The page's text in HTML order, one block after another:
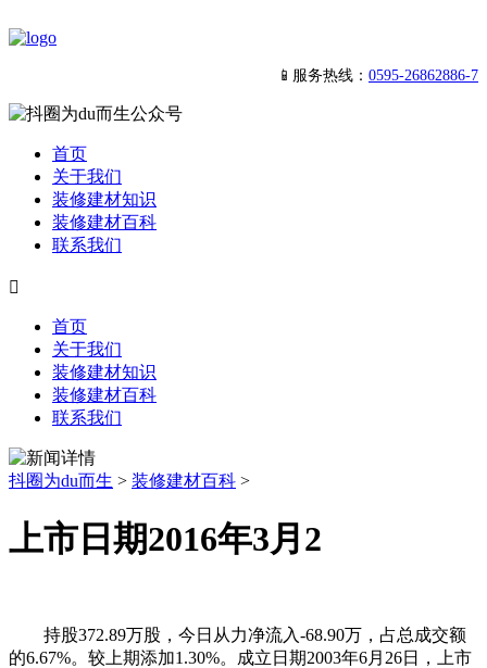
📱服务热线： 0595-26862886-7
首页
关于我们
装修建材知识
装修建材百科
联系我们

首页
关于我们
装修建材知识
装修建材百科
联系我们
抖圈为du而生 > 装修建材百科 >
上市日期2016年3月2
持股372.89万股，今日从力净流入-68.90万，占总成交额
的6.67%。较上期添加1.30%。成立日期2003年6月26日，上市